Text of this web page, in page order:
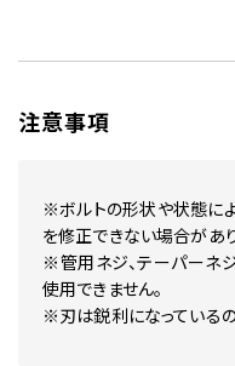
注意事項
※ボルトの形状や状態に
を修正できない場合があり
※管用ネジ、テーパーネジ
使用できません。
※刃は鋭利になっているの